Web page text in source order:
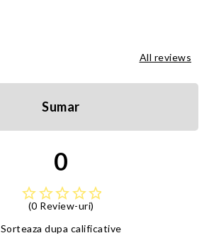
All reviews
Sumar
0
star_borderstar_borderstar_borderstar_borderstar_border
(0 Review-uri)
Sorteaza dupa calificative